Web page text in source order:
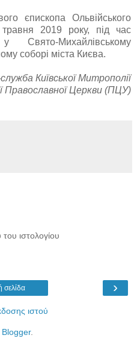
єпископа Ольвійського
2019 року, під час
Свято-Михайлівському
соборі міста Києва.
Київської Митрополії
Православної Церкви (ПЦУ)
ιστολογίου
›
σελίδα
ιστού
Blogger.